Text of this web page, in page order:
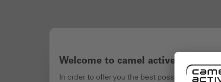
Welcome to camel active online
In order to offer you the best possible